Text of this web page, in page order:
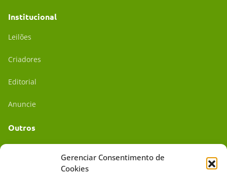
Gerenciar Consentimento de
Cookies
Institucional
Leilões
Criadores
Editorial
Anuncie
Outros